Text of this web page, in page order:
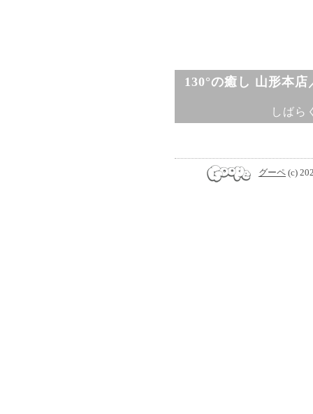
130°の癒し 山形本
しばら
グーペ (c)